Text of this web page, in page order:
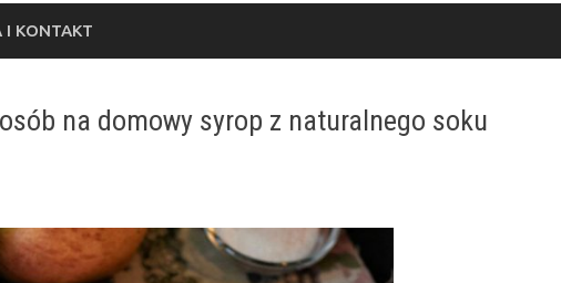
I KONTAKT
na domowy syrop z naturalnego soku